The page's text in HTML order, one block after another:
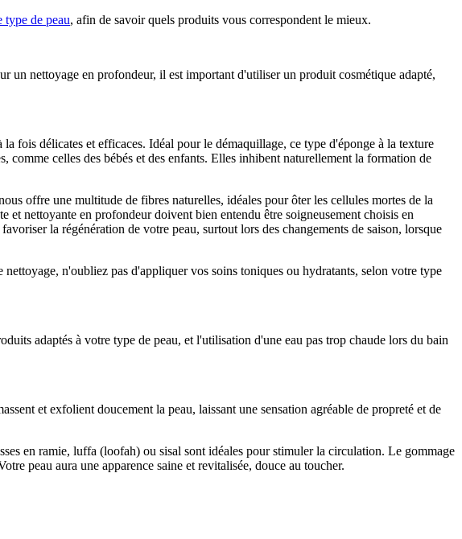
type de peau, afin de savoir quels produits vous correspondent le mieux.
un nettoyage en profondeur, il est important d'utiliser un produit cosmétique adapté,
fois délicates et efficaces. Idéal pour le démaquillage, ce type d'éponge à la texture
comme celles des bébés et des enfants. Elles inhibent naturellement la formation de
offre une multitude de fibres naturelles, idéales pour ôter les cellules mortes de la
nettoyante en profondeur doivent bien entendu être soigneusement choisis en
la régénération de votre peau, surtout lors des changements de saison, lorsque
n'oubliez pas d'appliquer vos soins toniques ou hydratants, selon votre type
adaptés à votre type de peau, et l'utilisation d'une eau pas trop chaude lors du bain
et exfolient doucement la peau, laissant une sensation agréable de propreté et de
en ramie, luffa (loofah) ou sisal sont idéales pour stimuler la circulation. Le gommage
peau aura une apparence saine et revitalisée, douce au toucher.